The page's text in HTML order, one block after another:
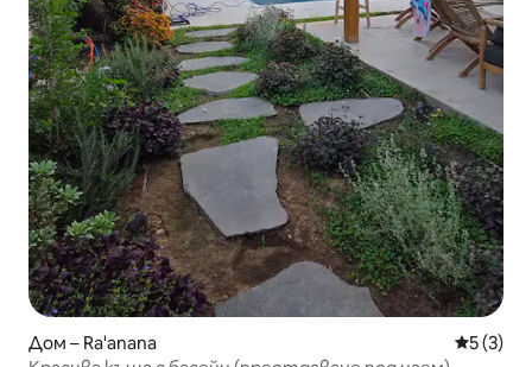
Дом – Ra'anana Средна
5 (3)